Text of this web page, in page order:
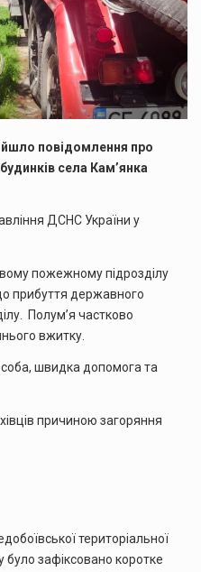
повідомлення про
села Кам’янка
ДСНС України у
пожежному підрозділу
прибуття державного
Полум’я частково
вжитку.
причиною загоряння
територіальної
зафіксовано коротке